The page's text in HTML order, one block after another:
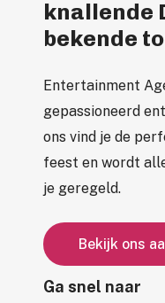
knallende
bekende
Entertainment
gepassioneerd
ons vind je de
feest en wordt
je geregeld.
Bekijk ons aa
Ga snel naar